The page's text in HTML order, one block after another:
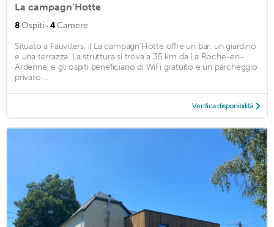
La campagn’Hotte
8Ospiti · 4Camere
Situato a Fauvillers, il La campagn'Hotte offre un bar, un giardino
e una terrazza. La struttura si trova a 35 km da La Roche-en-
Ardenne, e gli ospiti beneficiano di WiFi gratuito e un parcheggio
privato ...
Verifica disponibilità